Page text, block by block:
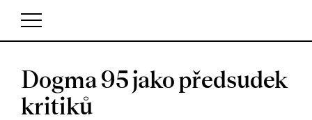
V košíku zatím nemáte žádné položky.
Dogma 95 jako předsudek
kritiků